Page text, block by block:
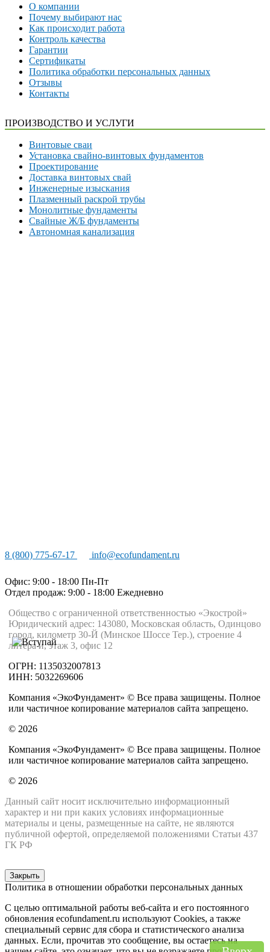
О компании
Почему выбирают нас
Как происходит работа
Контроль качества
Гарантии
Сертификаты
Политика обработки персональных данных
Отзывы
Контакты
ПРОИЗВОДСТВО И УСЛУГИ
Винтовые сваи
Установка свайно-винтовых фундаментов
Проектирование
Доставка винтовых свай
Инженерные изыскания
Плазменный раскрой трубы
Монолитные фундаменты
Свайные Ж/Б фундаменты
Автономная канализация
8 (800) 775-67-17 info@ecofundament.ru
Офис: 9:00 - 18:00 Пн-Пт
Отдел продаж: 9:00 - 18:00 Ежедневно
Общество с ограниченной ответственностью «Экострой»
Юридический адрес: 143080, Московская область, Одинцово
город, километр 30-Й (Минское Шоссе Тер.), строение 4
литера и, этаж 3, офис 12
ОГРН: 1135032007813
ИНН: 5032269606
Компания «ЭкоФундамент» © Все права защищены. Полное
или частичное копирование материалов сайта запрещено.
© 2026
Компания «ЭкоФундамент» © Все права защищены. Полное
или частичное копирование материалов сайта запрещено.
© 2026
Данный сайт носит исключительно информационный
характер и ни при каких условиях информационные
материалы и цены, размещенные на сайте, не являются
публичной офертой, определяемой положениями Статьи 437
ГК РФ
Закрыть
Политика в отношении обработки персональных данных
С целью оптимальной работы веб-сайта и его постоянного
обновления ecofundament.ru используют Cookies, а также
специальный сервис для сбора и статистического анализа
данных. Если, прочитав это сообщение, вы остаетесь на